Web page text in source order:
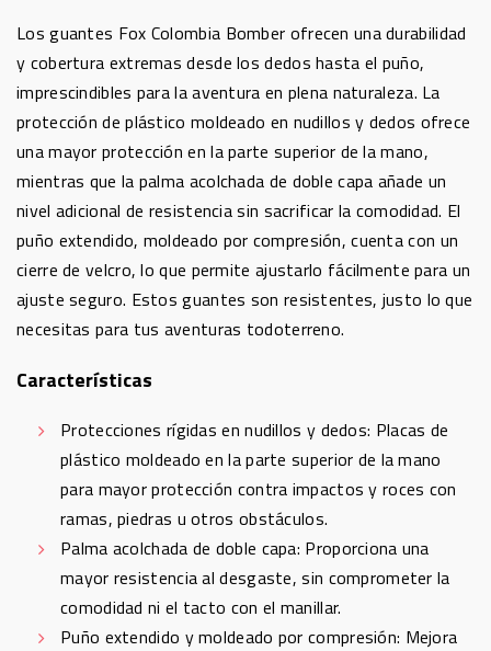
Los guantes Fox Colombia Bomber ofrecen una durabilidad
y cobertura extremas desde los dedos hasta el puño,
imprescindibles para la aventura en plena naturaleza. La
protección de plástico moldeado en nudillos y dedos ofrece
una mayor protección en la parte superior de la mano,
mientras que la palma acolchada de doble capa añade un
nivel adicional de resistencia sin sacrificar la comodidad. El
puño extendido, moldeado por compresión, cuenta con un
cierre de velcro, lo que permite ajustarlo fácilmente para un
ajuste seguro. Estos guantes son resistentes, justo lo que
necesitas para tus aventuras todoterreno.
Características
Protecciones rígidas en nudillos y dedos: Placas de
plástico moldeado en la parte superior de la mano
para mayor protección contra impactos y roces con
ramas, piedras u otros obstáculos.
Palma acolchada de doble capa: Proporciona una
mayor resistencia al desgaste, sin comprometer la
comodidad ni el tacto con el manillar.
Puño extendido y moldeado por compresión: Mejora